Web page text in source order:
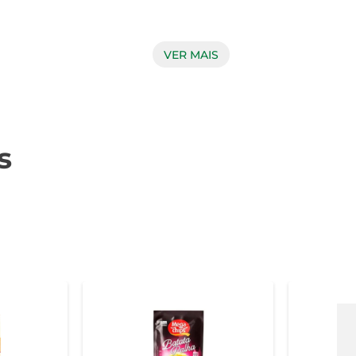
em diversas receitas. Seja como um toque final em
VER MAIS